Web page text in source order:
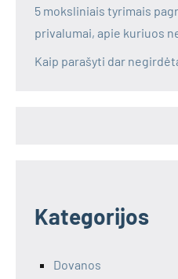
5 moksliniais tyrimais
privalumai, apie kuriuos
Kaip parašyti dar
Kategorijos
Dovanos